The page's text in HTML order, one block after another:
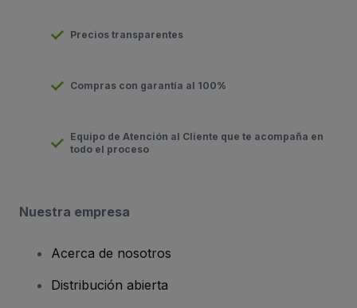
Precios transparentes
Compras con garantía al 100%
Equipo de Atención al Cliente que te acompaña en
todo el proceso
Nuestra empresa
Acerca de nosotros
Distribución abierta